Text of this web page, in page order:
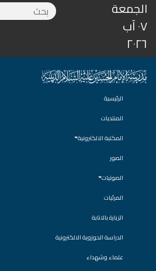
الجمعة
٠٧ آب
٢٠٢٦
الرئيسية
المنتديات
المكتبة الالكترونية
الصور
الصوتيات
المرئيات
الزيارة بالانابة
الدراسة الحوزوية الالكترونية
علماء وشهداء